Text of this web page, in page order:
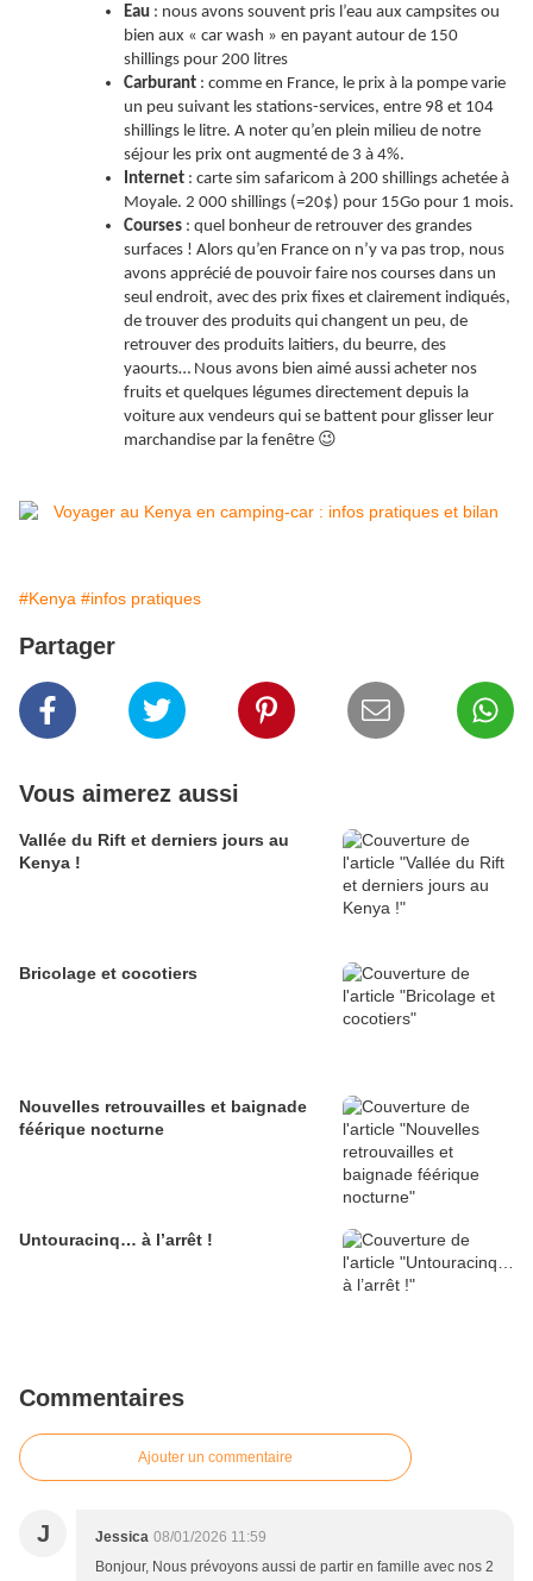
Eau : nous avons souvent pris l’eau aux campsites ou
bien aux « car wash » en payant autour de 150
shillings pour 200 litres
Carburant : comme en France, le prix à la pompe varie
un peu suivant les stations-services, entre 98 et 104
shillings le litre. A noter qu’en plein milieu de notre
séjour les prix ont augmenté de 3 à 4%.
Internet : carte sim safaricom à 200 shillings achetée à
Moyale. 2 000 shillings (=20$) pour 15Go pour 1 mois.
Courses : quel bonheur de retrouver des grandes
surfaces ! Alors qu’en France on n’y va pas trop, nous
avons apprécié de pouvoir faire nos courses dans un
seul endroit, avec des prix fixes et clairement indiqués,
de trouver des produits qui changent un peu, de
retrouver des produits laitiers, du beurre, des
yaourts… Nous avons bien aimé aussi acheter nos
fruits et quelques légumes directement depuis la
voiture aux vendeurs qui se battent pour glisser leur
marchandise par la fenêtre 😉
#Kenya #infos pratiques
Partager
Vous aimerez aussi
Vallée du Rift et derniers jours au
Kenya !
Bricolage et cocotiers
Nouvelles retrouvailles et baignade
féérique nocturne
Untouracinq… à l’arrêt !
Commentaires
Ajouter un commentaire
J Jessica 08/01/2026 11:59
Bonjour, Nous prévoyons aussi de partir en famille avec nos 2